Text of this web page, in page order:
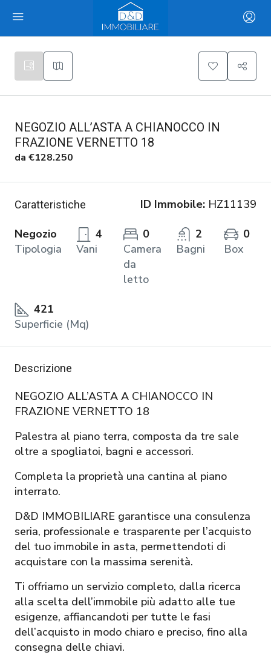
NEGOZIO ALL’ASTA A CHIANOCCO IN
FRAZIONE VERNETTO 18
da €128.250
Caratteristiche ID Immobile: HZ11139
Negozio
Tipologia
4
Vani
0
Camera
da
letto
2
Bagni
0
Box
421
Superficie (Mq)
Descrizione
NEGOZIO ALL’ASTA A CHIANOCCO IN
FRAZIONE VERNETTO 18
Palestra al piano terra, composta da tre sale
oltre a spogliatoi, bagni e accessori.
Completa la proprietà una cantina al piano
interrato.
D&D IMMOBILIARE garantisce una consulenza
seria, professionale e trasparente per l’acquisto
del tuo immobile in asta, permettendoti di
acquistare con la massima serenità.
Ti offriamo un servizio completo, dalla ricerca
alla scelta dell’immobile più adatto alle tue
esigenze, affiancandoti per tutte le fasi
dell’acquisto in modo chiaro e preciso, fino alla
consegna delle chiavi.